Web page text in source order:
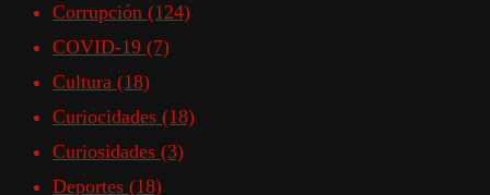
Corrupción (124)
COVID-19 (7)
Cultura (18)
Curiocidades (18)
Curiosidades (3)
Deportes (18)